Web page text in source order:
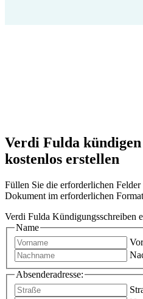
Verdi Fulda
kostenlos erstellen
Füllen Sie die erforderlichen Felder
Dokument im erforderlichen
Verdi Fulda Kündigungsschreiben
Name
Absenderadresse: